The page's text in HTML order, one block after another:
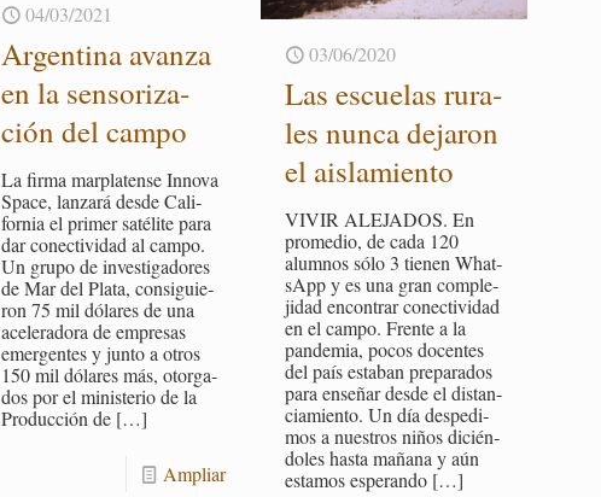
04/03/2021
Ar­gen­ti­na avan­za
en la sen­so­ri­za­
ción del campo
La firma mar­pla­ten­se In­no­va
Space, lan­za­rá desde Ca­li­
for­nia el pri­mer sa­té­li­te para
dar co­nec­ti­vi­dad al campo.
Un grupo de in­ves­ti­ga­do­res
de Mar del Plata, con­si­guie­
ron 75 mil dó­la­res de una
ace­le­ra­do­ra de em­pre­sas
emer­gen­tes y junto a otros
150 mil dó­la­res más, otor­ga­
dos por el mi­nis­te­rio de la
Pro­duc­ción de […]
Am­pliar
03/06/2020
Las es­cue­las ru­ra­
les nunca de­ja­ron
el ais­la­mien­to
VIVIR ALE­JA­DOS. En
pro­me­dio, de cada 120
alum­nos sólo 3 tie­nen What­
sApp y es una gran com­ple­
ji­dad en­con­trar co­nec­ti­vi­dad
en el campo. Fren­te a la
pan­de­mia, pocos do­cen­tes
del país es­ta­ban pre­pa­ra­dos
para en­se­ñar desde el dis­tan­
cia­mien­to. Un día des­pe­di­
mos a nues­tros niños di­cién­
do­les hasta ma­ña­na y aún
es­ta­mos es­pe­ran­do […]